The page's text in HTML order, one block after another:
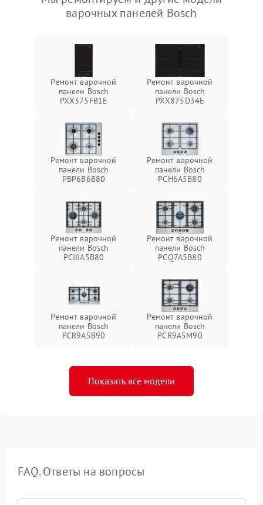
варочных панелей Bosch
Ремонт варочной
панели Bosch
PXX375FB1E
Ремонт варочной
панели Bosch
PXX875D34E
Ремонт варочной
панели Bosch
PBP6B6B80
Ремонт варочной
панели Bosch
PCH6A5B80
Ремонт варочной
панели Bosch
PCI6A5B80
Ремонт варочной
панели Bosch
PCQ7A5B80
Ремонт варочной
панели Bosch
PCR9A5B90
Ремонт варочной
панели Bosch
PCR9A5M90
Показать все модели
FAQ. Ответы на вопросы